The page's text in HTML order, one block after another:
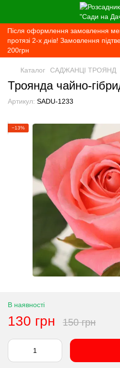
Після оформлення замовлення
протязі 2-х днів! Замовлення
200грн
Каталог САДЖАНЦІ ТРОЯНД
Троянда чайно-
Артикул: SADU-1233
−13%
В наявності
130 грн 150 грн